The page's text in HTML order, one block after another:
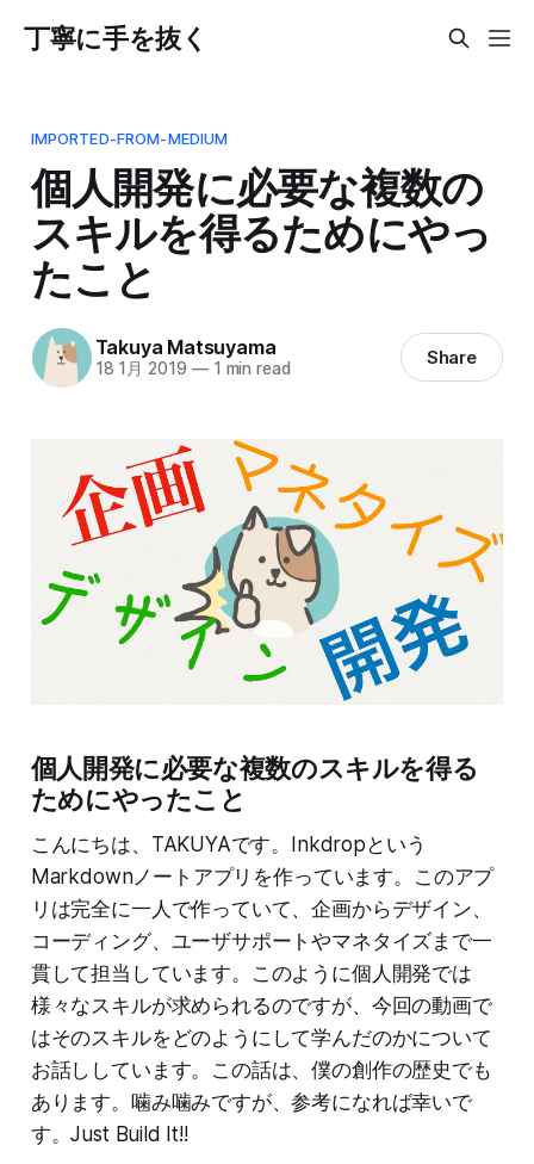
丁寧に手を抜く
IMPORTED-FROM-MEDIUM
個人開発に必要な複数の
スキルを得るためにやっ
たこと
Takuya Matsuyama
18 1月 2019 —1 min read Share
個人開発に必要な複数のスキルを得る
ためにやったこと
こんにちは、TAKUYAです。Inkdropという
Markdownノートアプリを作っています。このアプ
リは完全に一人で作っていて、企画からデザイン、
コーディング、ユーザサポートやマネタイズまで一
貫して担当しています。このように個人開発では
様々なスキルが求められるのですが、今回の動画で
はそのスキルをどのようにして学んだのかについて
お話ししています。この話は、僕の創作の歴史でも
あります。噛み噛みですが、参考になれば幸いで
す。Just Build It!!